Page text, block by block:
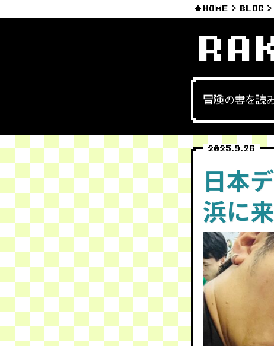
HOME BLOG
冒険の書を読
2025.9.26
日本
浜に